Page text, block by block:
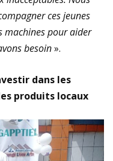
ces jeunes
machines pour aider
besoin».
dans les
produits locaux